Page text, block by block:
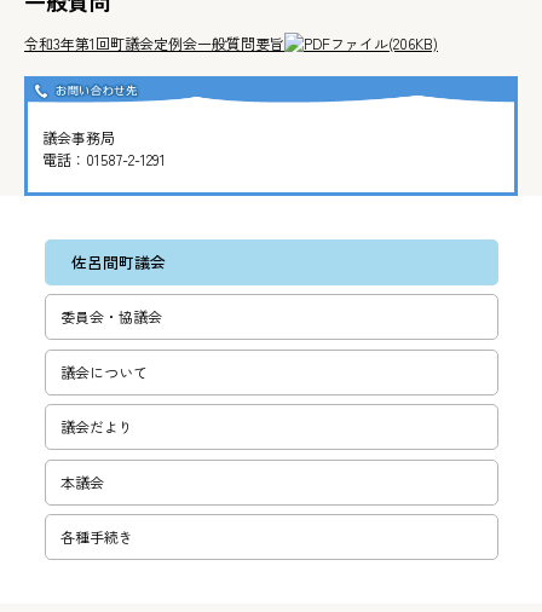
令和3年第1回町議会定例会一般質問要旨 (206KB)
議会事務局
電話： 01587-2-1291
佐呂間町議会
委員会・協議会
議会について
議会だより
本議会
各種手続き